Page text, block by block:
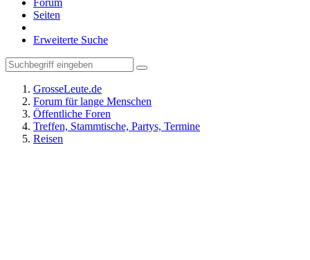
Forum
Seiten
Erweiterte Suche
GrosseLeute.de
Forum für lange Menschen
Öffentliche Foren
Treffen, Stammtische, Partys, Termine
Reisen